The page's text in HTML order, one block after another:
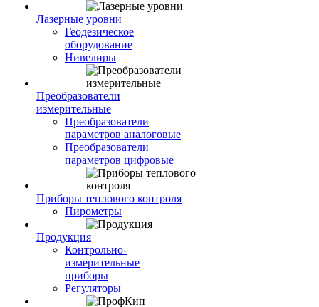
Лазерные уровни
Геодезическое
оборудование
Нивелиры
Преобразователи
измерительные
Преобразователи
параметров аналоговые
Преобразователи
параметров цифровые
Приборы теплового контроля
Пирометры
Продукция
Контрольно-
измерительные
приборы
Регуляторы